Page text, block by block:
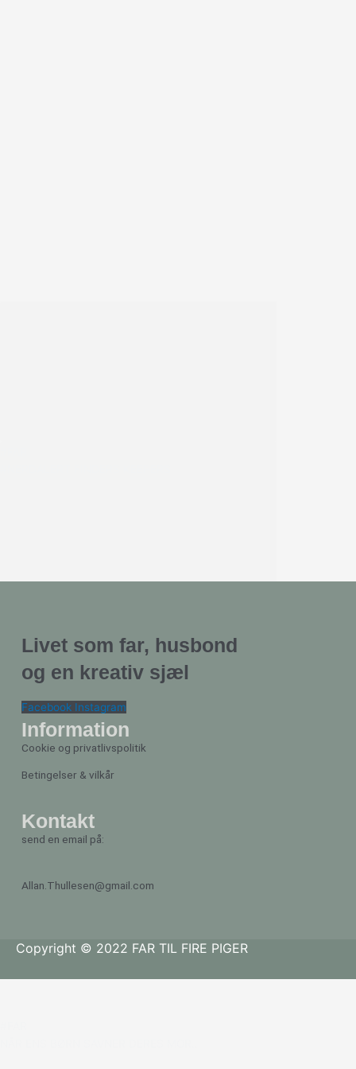
Livet som far, husbond
og en kreativ sjæl
Facebook Instagram
Information
Cookie og privatlivspolitik
Betingelser & vilkår
Kontakt
send en email på:
Allan.Thullesen@gmail.com
Copyright © 2022 FAR TIL FIRE PIGER